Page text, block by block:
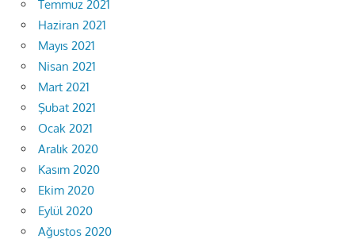
Temmuz 2021
Haziran 2021
Mayıs 2021
Nisan 2021
Mart 2021
Şubat 2021
Ocak 2021
Aralık 2020
Kasım 2020
Ekim 2020
Eylül 2020
Ağustos 2020